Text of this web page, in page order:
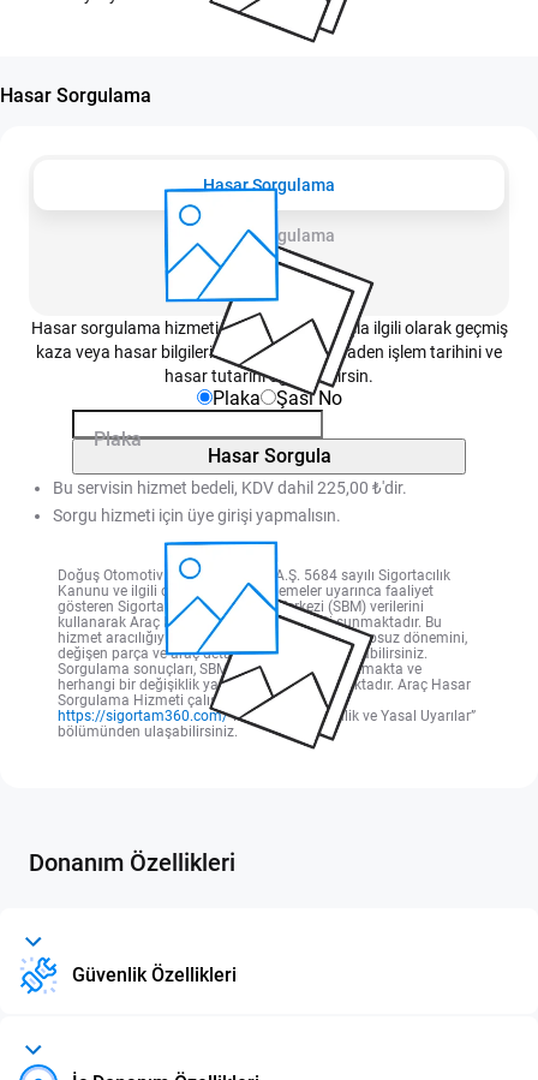
Hasar Sorgulama
Hasar Sorgulama
Detay Sorgulama
Değişen Parça Sorgulama
Hasar sorgulama hizmeti sayesinde bir araçla ilgili olarak geçmiş
kaza veya hasar bilgilerini, bu bilgilere istinaden işlem tarihini ve
hasar tutarını öğrenebilirsin.
Plaka
Şasi No
Plaka
Hasar Sorgula
Bu servisin hizmet bedeli, KDV dahil 225,00 ₺'dir.
Sorgu hizmeti için üye girişi yapmalısın.
Doğuş Otomotiv Servis ve Ticaret A.Ş. 5684 sayılı Sigortacılık
Kanunu ve ilgili diğer yasal düzenlemeler uyarınca faaliyet
gösteren Sigorta Bilgi ve Gözetim Merkezi (SBM) verilerini
kullanarak Araç Hasar Sorgulama Hizmeti sunmaktadır. Bu
hizmet aracılığıyla; aracın hasar kayıtlarını, kaskosuz dönemini,
değişen parça ve araç detay bilgilerini sorgulayabilirsiniz.
Sorgulama sonuçları, SBM tarafından oluşturulmakta ve
herhangi bir değişiklik yapılmaksızın sunulmaktadır. Araç Hasar
Sorgulama Hizmeti çalışma esaslarına
https://sigortam360.com/web sitesi “Güvenlik ve Yasal Uyarılar”
bölümünden ulaşabilirsiniz.
Donanım Özellikleri
Güvenlik Özellikleri